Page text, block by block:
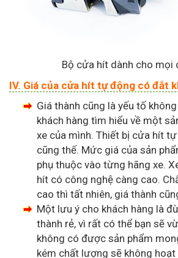
Bộ cửa hít dành cho mọi
IV. Giá của cửa hít tự động có đắt
Giá thành cũng là yếu tố
khách hàng tìm hiểu về một
xe của mình. Thiết bị cửa hít
cũng thế. Mức giá của sản
phụ thuộc vào từng hãng xe.
hít có công nghệ càng cao.
cao thì tất nhiên, giá thành
Một lưu ý cho khách hàng là
thành rẻ, vì rất có thể bạn sẽ
không có được sản phẩm
kém chất lượng sẽ không